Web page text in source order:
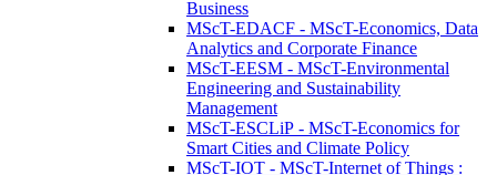
Business
MScT-EDACF - MScT-Economics, Data
Analytics and Corporate Finance
MScT-EESM - MScT-Environmental
Engineering and Sustainability
Management
MScT-ESCLiP - MScT-Economics for
Smart Cities and Climate Policy
MScT-IOT - MScT-Internet of Things :